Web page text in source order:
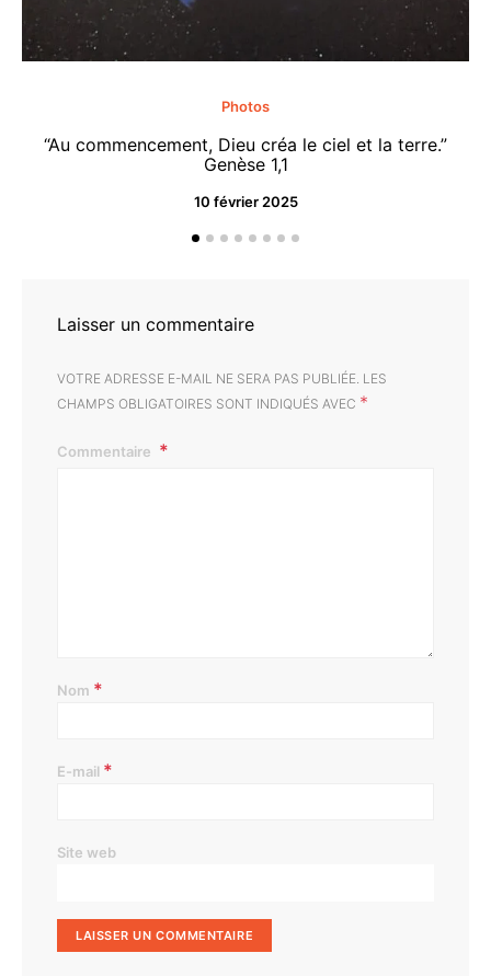
Photos
“Au commencement, Dieu créa le ciel et la terre.”
Genèse 1,1
10 février 2025
Laisser un commentaire
VOTRE ADRESSE E-MAIL NE SERA PAS PUBLIÉE. LES
CHAMPS OBLIGATOIRES SONT INDIQUÉS AVEC *
Commentaire
Nom *
E-mail *
Site web